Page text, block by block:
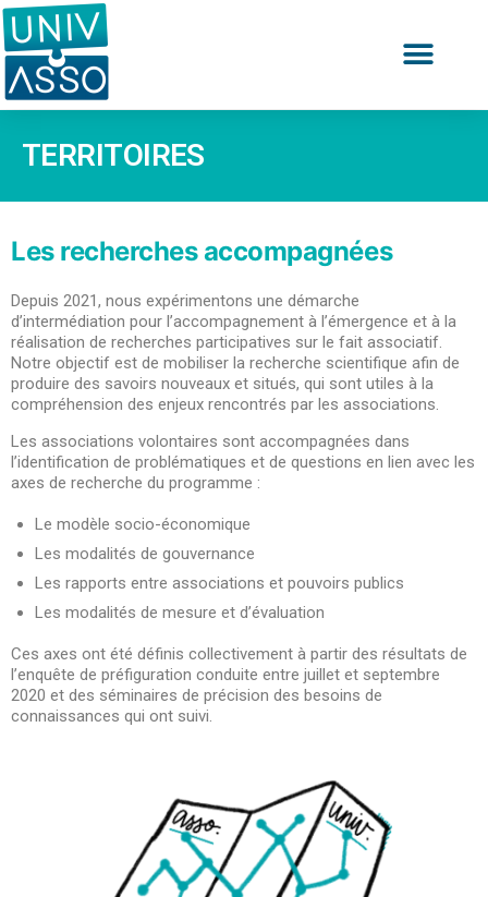
TERRITOIRES
Les recherches accompagnées
Depuis 2021, nous expérimentons une démarche
d’intermédiation pour l’accompagnement à l’émergence et à la
réalisation de recherches participatives sur le fait associatif.
Notre objectif est de mobiliser la recherche scientifique afin de
produire des savoirs nouveaux et situés, qui sont utiles à la
compréhension des enjeux rencontrés par les associations.
Les associations volontaires sont accompagnées dans
l’identification de problématiques et de questions en lien avec les
axes de recherche du programme :
Le modèle socio-économique
Les modalités de gouvernance
Les rapports entre associations et pouvoirs publics
Les modalités de mesure et d’évaluation
Ces axes ont été définis collectivement à partir des résultats de
l’enquête de préfiguration conduite entre juillet et septembre
2020 et des séminaires de précision des besoins de
connaissances qui ont suivi.